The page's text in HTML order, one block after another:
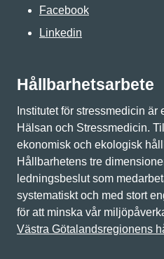
Facebook
Linkedin
Hållbarhetsarbete
Institutet för stressmedicin
Hälsan och Stressmedicin.
ekonomisk och ekologisk
Hållbarhetens tre
ledningsbeslut som
systematiskt och med stort
för att minska vår
Västra Götalandsregionens